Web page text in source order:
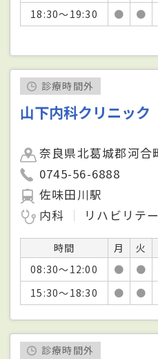
18:30～19:30
● ●
診療時間外
山下内科クリニック
奈良県北葛城郡河合
0745-56-6888
佐味田川駅
内科
リハビリテ
時間 月 火
08:30～12:00
● ●
15:30～18:30
● ●
診療時間外